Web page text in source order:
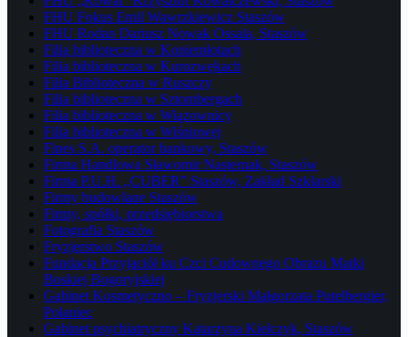
FHU Fokus Emil Wawrzkiewicz Staszów
FHU Rodan Dariusz Nowak Ossala, Staszów
Filia biblioteczna w Koniemłotach
Filia biblioteczna w Kurozwękach
Filia Biblioteczna w Ruszczy
Filia biblioteczna w Sztombergach
Filia biblioteczna w Wiązownicy
Filia biblioteczna w Wiśniowej
Fines S.A. operator bankowy, Staszów
Firma Handlowa Sławomir Nasternak, Staszów
Firma P.U.H. „CUBER” Staszów, Zakład Szklarski
Firmy budowlane Staszów
Firmy, spółki, przedsiębiorstwa
Fotografia Staszów
Fryzjerstwo Staszów
Fundacja Przyjaciół ku Czci Cudownego Obrazu Matki
Boskiej Bogoryjskiej
Gabinet Kosmetyczno – Fryzjerski Małgorzata Putelbergier,
Połaniec
Gabinet psychiatryczny Katarzyna Kielczyk, Staszów